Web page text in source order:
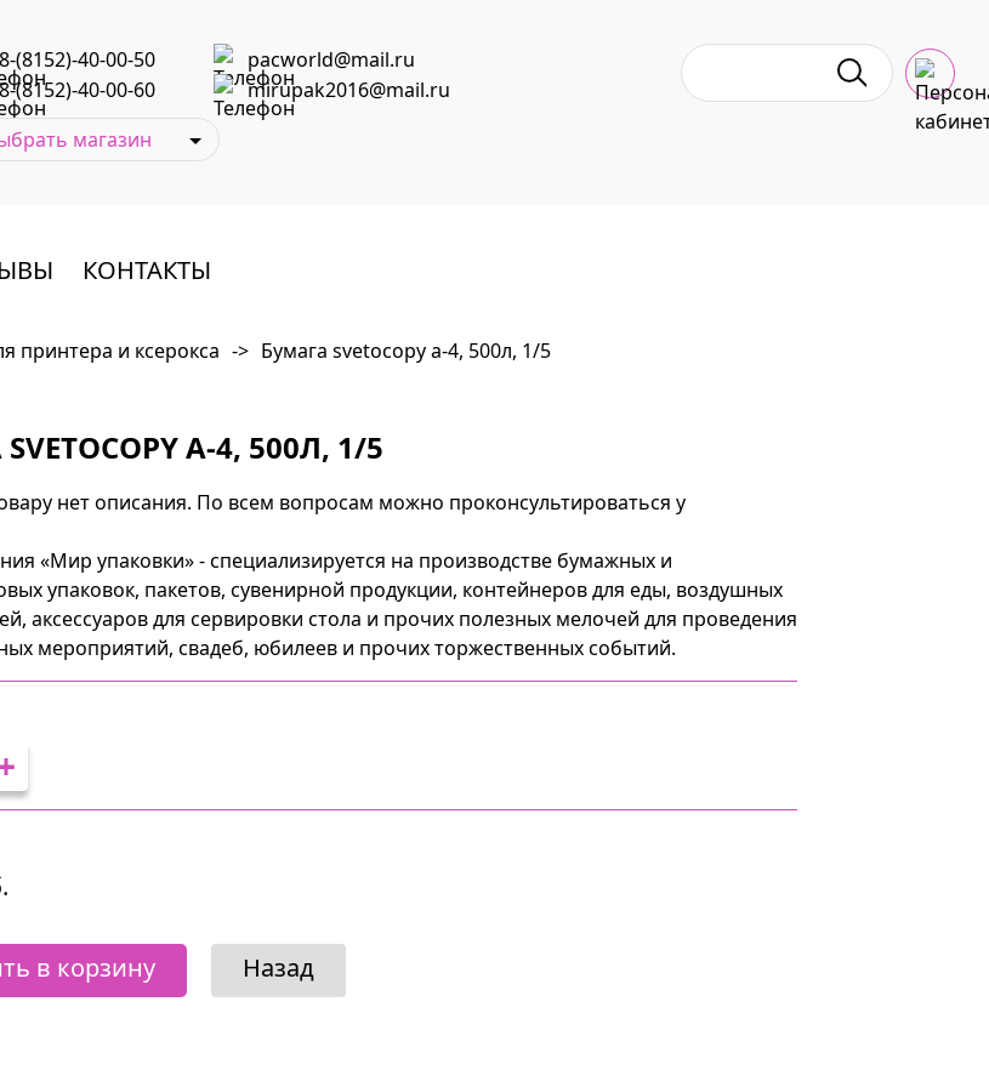
8-(8152)-40-00-50
8-(8152)-40-00-60
pacworld@mail.ru
mirupak2016@mail.ru
КОНТАКТЫ
принтера и ксерокса -> Бумага svetocopy а-4, 500л, 1/5
А-4, 500Л, 1/5
нет описания. По всем вопросам можно проконсультироваться у
«Мир упаковки» - специализируется на производстве бумажных и
упаковок, пакетов, сувенирной продукции, контейнеров для еды, воздушных
аксессуаров для сервировки стола и прочих полезных мелочей для проведения
мероприятий, свадеб, юбилеев и прочих торжественных событий.
в корзину Назад